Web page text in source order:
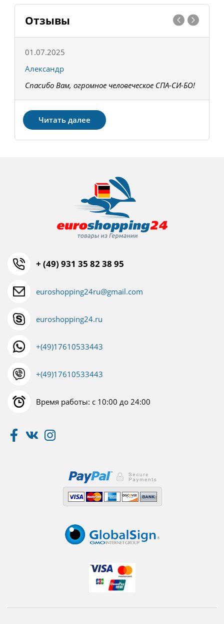
Отзывы
01.07.2025
Александр
Спасибо Вам, огромное человеческое СПА-СИ-БО!
Читать далее
+ (49) 931 35 82 38 95
euroshopping24ru@gmail.com
euroshopping24.ru
+(49)17610533443
+(49)17610533443
Время работы: с 10:00 до 24:00